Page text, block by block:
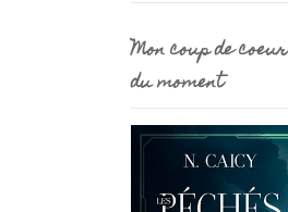
Mon coup de coeur
du moment